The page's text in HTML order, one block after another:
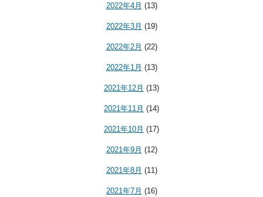
2022年4月 (13)
2022年3月 (19)
2022年2月 (22)
2022年1月 (13)
2021年12月 (13)
2021年11月 (14)
2021年10月 (17)
2021年9月 (12)
2021年8月 (11)
2021年7月 (16)